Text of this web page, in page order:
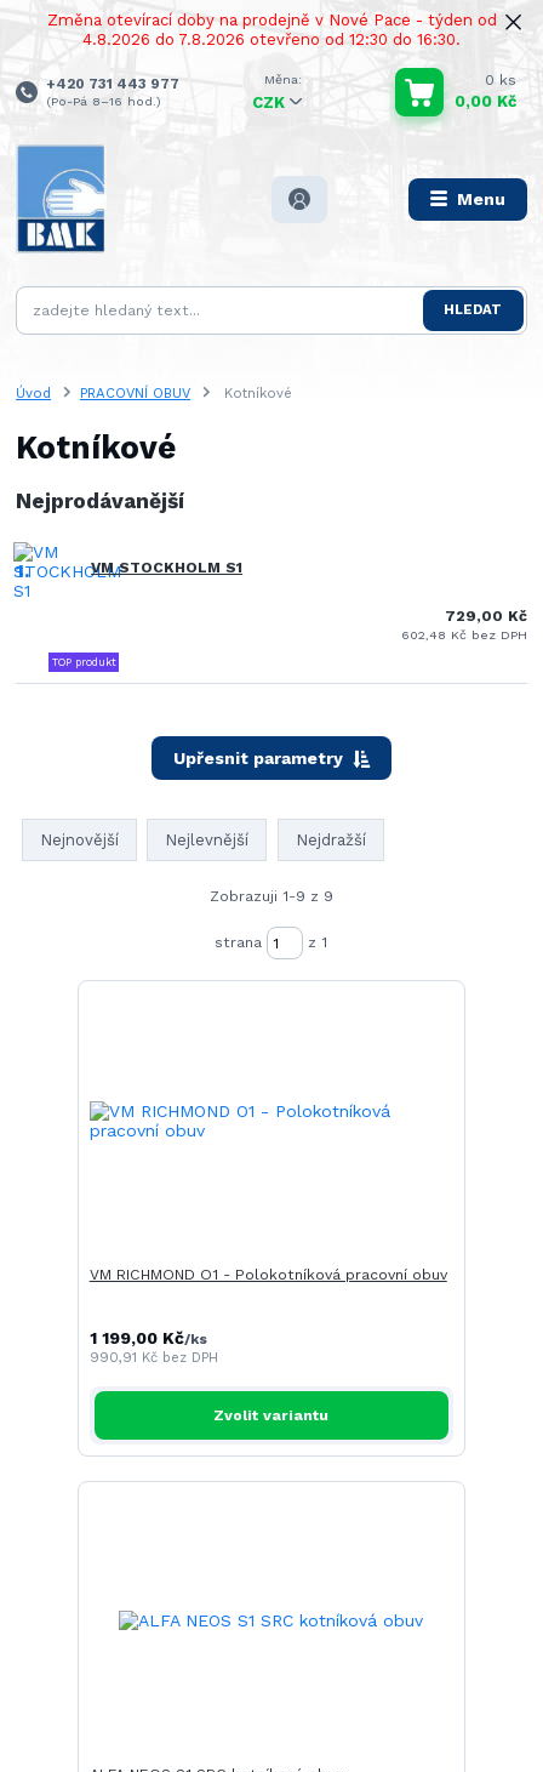
Změna otevírací doby na prodejně v Nové Pace - týden od
4.8.2026 do 7.8.2026 otevřeno od 12:30 do 16:30.
Menu
CZK
HLEDAT
+420 731 443 977
(Po-Pá 8–16 hod.)
0 ks
0,00 Kč
Úvod PRACOVNÍ OBUV Kotníkové
Kotníkové
Nejprodávanější
1. VM STOCKHOLM S1
TOP produkt
729,00 Kč
602,48 Kč bez DPH
Upřesnit parametry
Nejnovější Nejlevnější Nejdražší
Zobrazuji 1-9 z 9
strana z 1
VM RICHMOND O1 - Polokotníková pracovní obuv
1 199,00 Kč/ks
990,91 Kč bez DPH
Zvolit variantu